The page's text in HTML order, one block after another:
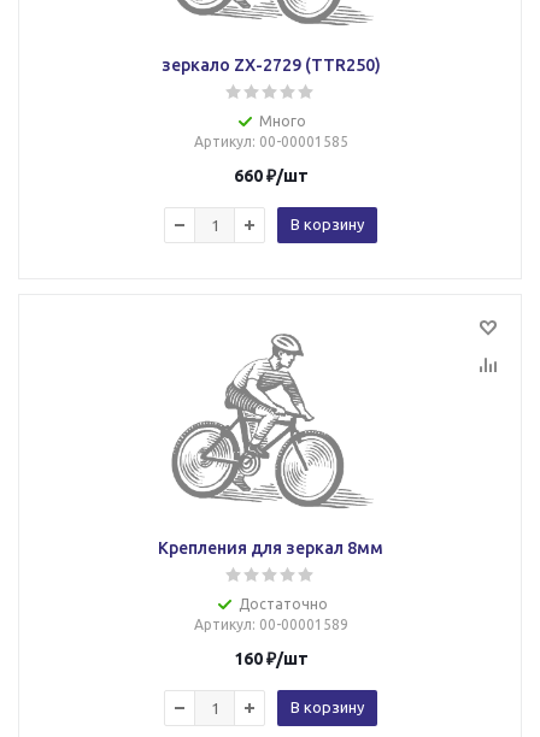
зеркало ZX-2729 (TTR250)
Много
Артикул: 00-00001585
660₽/шт
В корзину
Крепления для зеркал 8мм
Достаточно
Артикул: 00-00001589
160₽/шт
В корзину